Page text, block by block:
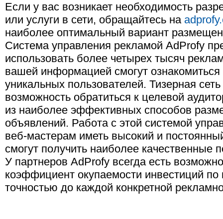
Если у вас возникает необходимость
или услуги в сети, обращайтесь на
наиболее оптимальный вариант
Система управления рекламой AdProfy
использовать более четырех тысяч
вашей информацией смогут
уникальных пользователей. Тизерная
возможность обратиться к целевой
из наиболее эффективных способов
объявлений. Работа с этой системой
веб-мастерам иметь высокий и
смогут получить наиболее
У партнеров AdProfy всегда есть
коэффициент окупаемости инвестиций
точностью до каждой конкретной